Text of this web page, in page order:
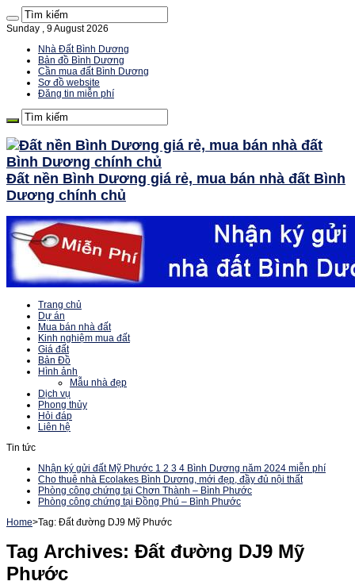
Sunday , 9 August 2026
Nhà Đất Bình Dương
Bản đồ Bình Dương
Cần mua đất Bình Dương
Sơ đồ website
Đăng tin miễn phí
Đất nền Bình Dương giá rẻ, mua bán nhà đất Bình
Dương chính chủ
Trang chủ
Dự án
Mua bán nhà đất
Kinh nghiệm mua đất
Giá đất
Bản Đồ
Hình ảnh
Mẫu nhà đẹp
Dịch vụ
Phong thủy
Hỏi đáp
Liên hệ
Tin tức
Nhận ký gửi đất Mỹ Phước 1 2 3 4 Bình Dương năm 2024 miễn phí
Cho thuê nhà Ecolakes Bình Dương, mới đẹp, đầy đủ nội thất
Phòng công chứng tại Chơn Thành – Bình Phước
Phòng công chứng tại Đồng Phú – Bình Phước
Home>Tag: Đất đường DJ9 Mỹ Phước
Tag Archives: Đất đường DJ9 Mỹ
Phước